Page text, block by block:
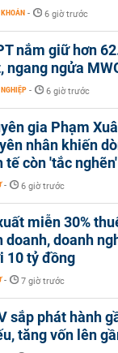
- 6 giờ trước
nắm giữ hơn
ngang ngửa
- 6 giờ trước
gia Phạm
nhân khiến
tế còn 'tắc nghẽn'
- 6 giờ trước
miễn 30%
doanh, doanh
10 tỷ đồng
- 7 giờ trước
sắp phát hành
tăng vốn lên